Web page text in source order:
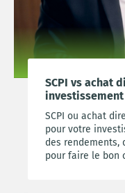
SCPI vs achat
SCPI ou achat
pour votre
des rendements,
pour faire le bon